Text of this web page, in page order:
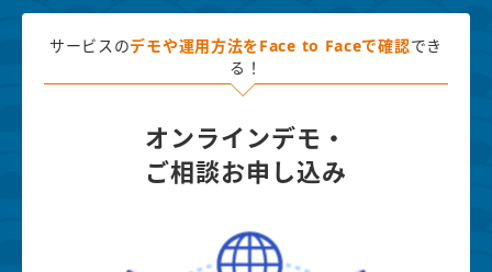
サービスのデモや運用方法を Face to Faceで確認 でき
る！
オンラインデモ・
ご相談お申し込み